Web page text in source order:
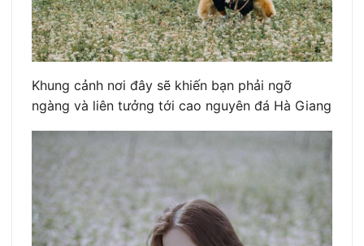
Khung cảnh nơi đây sẽ khiến bạn phải ngỡ
ngàng và liên tưởng tới cao nguyên đá Hà Giang